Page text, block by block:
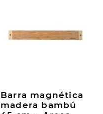
Barra magnética
madera bambú